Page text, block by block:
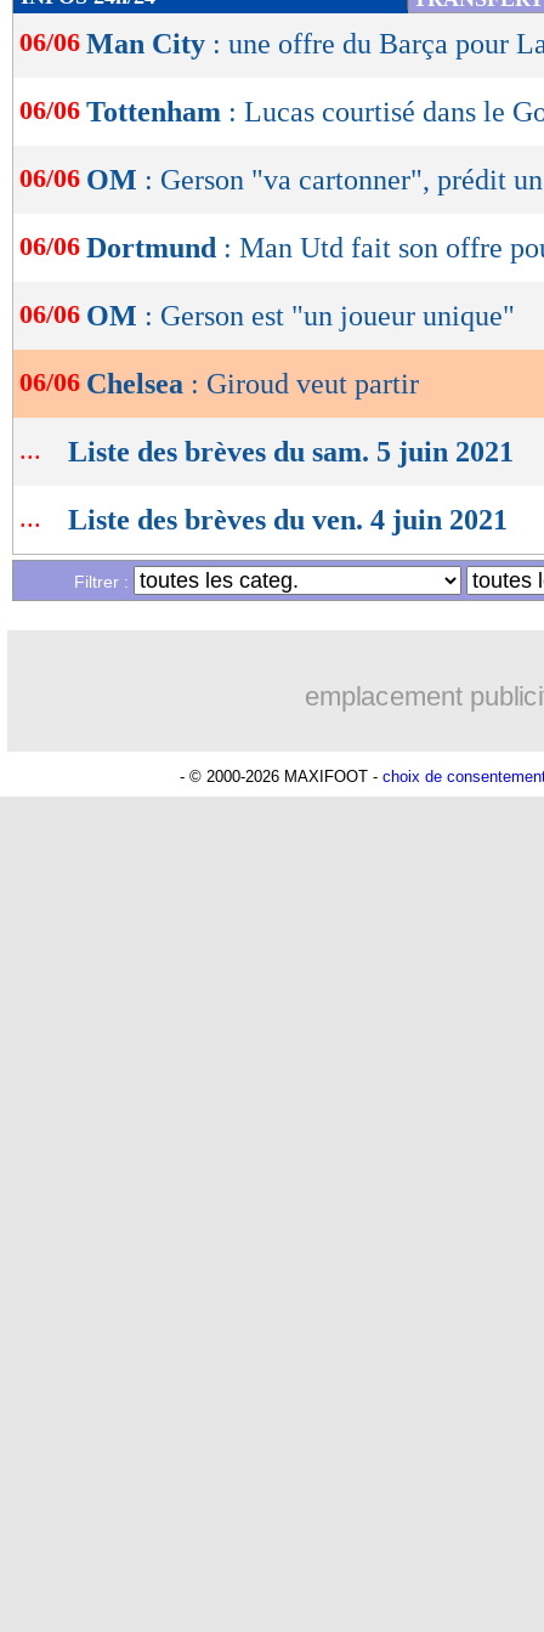
de
lecture
OK
06/06 Man City : une offre du Barça pour
06/06 Tottenham : Lucas courtisé dans le
06/06 OM : Gerson "va cartonner", prédit
06/06 Dortmund : Man Utd fait son offre
06/06 OM : Gerson est "un joueur unique"
06/06 Chelsea : Giroud veut partir
... Liste des brèves du sam. 5 juin 2021
... Liste des brèves du ven. 4 juin 2021
Filtrer :
emplacement
- © 2000-2026 MAXIFOOT - choix de